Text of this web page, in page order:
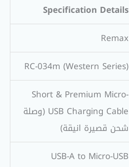
Specification Details
Remax
RC-034m (Western Series)
Short & Premium Micro-
USB Charging Cable (وصلة
شحن قصيرة انيقة)
USB-A to Micro-USB